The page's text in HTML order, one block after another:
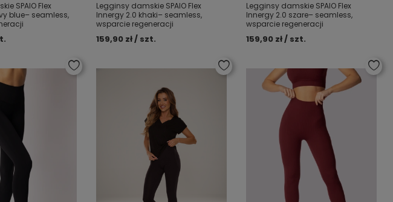
SPAIO Flex
blue– seamless,
Legginsy damskie SPAIO Flex
Innergy 2.0 khaki– seamless,
wsparcie regeneracji
159,90 zł / szt.
Legginsy damskie SPAIO Flex
Innergy 2.0 szare– seamless,
wsparcie regeneracji
159,90 zł / szt.